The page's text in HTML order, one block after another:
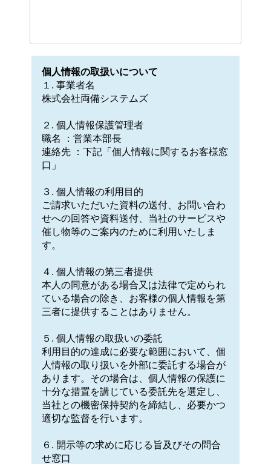
個人情報の取扱いについて
１. 事業者名
株式会社両備システムズ
２. 個人情報保護管理者
職名 ：営業本部長
連絡先 ：下記「個人情報に関するお客様窓
口」
３. 個人情報の利用目的
ご請求いただいた資料の送付、お問い合わ
せへの回答や資料送付、当社のサービスや
催し物等のご案内のために利用いたしま
す。
４. 個人情報の第三者提供
本人の同意がある場合又は法律で定められ
ている場合の除き、お客様の個人情報を第
三者に提供することはありません。
５. 個人情報の取扱いの委託
利用目的の達成に必要な範囲において、個
人情報の取り扱いを外部に委託する場合が
あります。その場合は、個人情報の保護に
十分な措置を講じている委託先を選定し、
当社との機密保持契約を締結し、必要かつ
適切な監督を行います。
６. 開示等の求めに応じる旨及びその問合
せ窓口